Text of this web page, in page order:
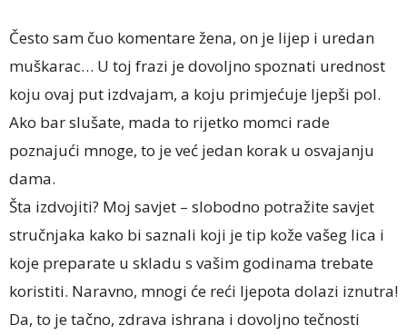
Često sam čuo komentare žena, on je lijep i uredan
muškarac… U toj frazi je dovoljno spoznati urednost
koju ovaj put izdvajam, a koju primjećuje ljepši pol.
Ako bar slušate, mada to rijetko momci rade
poznajući mnoge, to je već jedan korak u osvajanju
dama.
Šta izdvojiti? Moj savjet – slobodno potražite savjet
stručnjaka kako bi saznali koji je tip kože vašeg lica i
koje preparate u skladu s vašim godinama trebate
koristiti. Naravno, mnogi će reći ljepota dolazi iznutra!
Da, to je tačno, zdrava ishrana i dovoljno tečnosti